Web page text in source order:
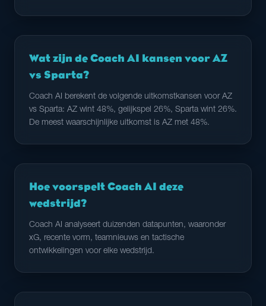
Wat zijn de Coach AI kansen voor AZ
vs Sparta?
Coach AI berekent de volgende uitkomstkansen voor AZ
vs Sparta: AZ wint 48%, gelijkspel 26%, Sparta wint 26%.
De meest waarschijnlijke uitkomst is AZ met 48%.
Hoe voorspelt Coach AI deze
wedstrijd?
Coach AI analyseert duizenden datapunten, waaronder
xG, recente vorm, teamnieuws en tactische
ontwikkelingen voor elke wedstrijd.